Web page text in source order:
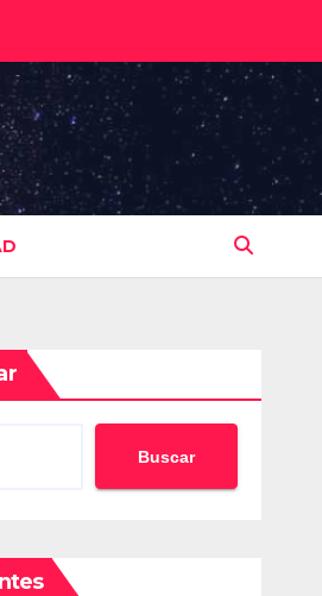
Buscar